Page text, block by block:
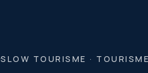
SLOW TOURISME ·